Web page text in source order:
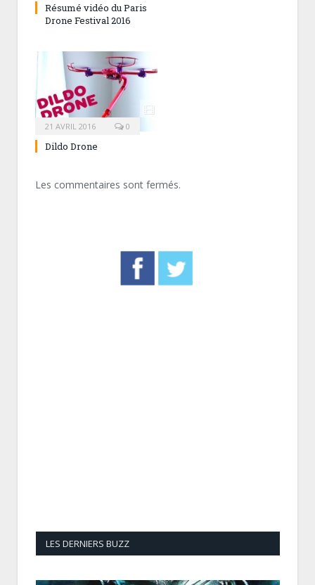
Résumé vidéo du Paris
Drone Festival 2016
21 AVRIL 2016 0
Dildo Drone
Les commentaires sont fermés.
LES DERNIERS BUZZ